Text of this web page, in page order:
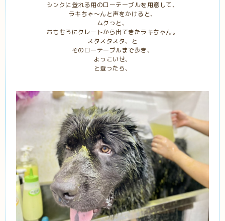
シンクに登れる用のローテーブルを用意して、
ラキちゃ〜んと声をかけると、
ムクっと、
おもむろにクレートから出てきたラキちゃん。
スタスタスタ、と
そのローテーブルまで歩き、
よっこいせ、
と登ったら、